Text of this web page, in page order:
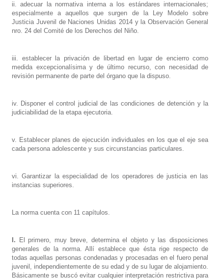
ii. adecuar la normativa interna a los estándares internacionales;
especialmente a aquellos que surgen de la Ley Modelo sobre
Justicia Juvenil de Naciones Unidas 2014 y la Observación General
nro. 24 del Comité de los Derechos del Niño.
iii. establecer la privación de libertad en lugar de encierro como
medida excepcionalísima y de último recurso, con necesidad de
revisión permanente de parte del órgano que la dispuso.
iv. Disponer el control judicial de las condiciones de detención y la
judiciabilidad de la etapa ejecutoria.
v. Establecer planes de ejecución individuales en los que el eje sea
cada persona adolescente y sus circunstancias particulares.
vi. Garantizar la especialidad de los operadores de justicia en las
instancias superiores.
La norma cuenta con 11 capítulos.
I.
El primero, muy breve, determina el objeto y las disposiciones
generales de la norma. Allí establece que ésta rige respecto de
todas aquellas personas condenadas y procesadas en el fuero penal
juvenil, independientemente de su edad y de su lugar de alojamiento.
Básicamente se buscó evitar cualquier interpretación restrictiva para